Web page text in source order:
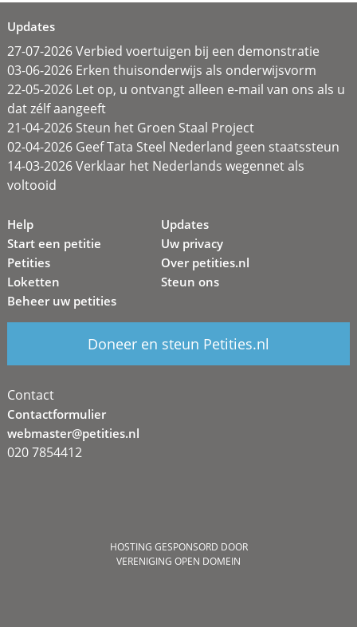
Updates
27-07-2026 Verbied voertuigen bij een demonstratie
03-06-2026 Erken thuisonderwijs als onderwijsvorm
22-05-2026 Let op, u ontvangt alleen e-mail van ons als u
dat zélf aangeeft
21-04-2026 Steun het Groen Staal Project
02-04-2026 Geef Tata Steel Nederland geen staatssteun
14-03-2026 Verklaar het Nederlands wegennet als
voltooid
Help
Start een petitie
Petities
Loketten
Beheer uw petities
Updates
Uw privacy
Over petities.nl
Steun ons
Doneer en steun Petities.nl
Contact
Contactformulier
webmaster@petities.nl
020 7854412
HOSTING GESPONSORD DOOR
VERENIGING OPEN DOMEIN